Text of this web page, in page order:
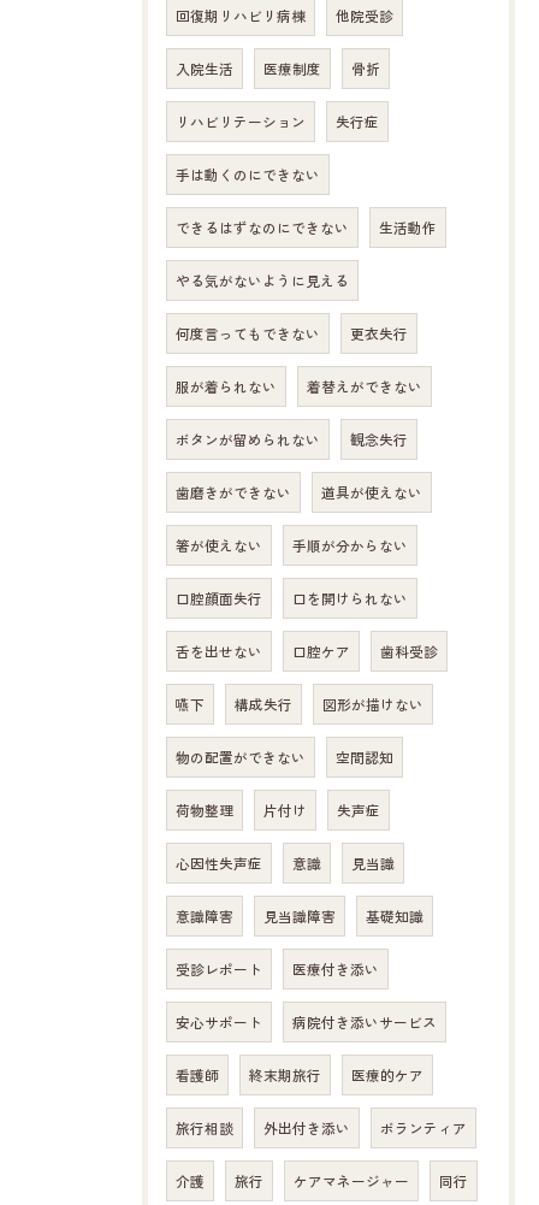
回復期リハビリ病棟 他院受診
入院生活 医療制度 骨折
リハビリテーション 失行症
手は動くのにできない
できるはずなのにできない 生活動作
やる気がないように見える
何度言ってもできない 更衣失行
服が着られない 着替えができない
ボタンが留められない 観念失行
歯磨きができない 道具が使えない
箸が使えない 手順が分からない
口腔顔面失行 口を開けられない
舌を出せない 口腔ケア 歯科受診
嚥下 構成失行 図形が描けない
物の配置ができない 空間認知
荷物整理 片付け 失声症
心因性失声症 意識 見当識
意識障害 見当識障害 基礎知識
受診レポート 医療付き添い
安心サポート 病院付き添いサービス
看護師 終末期旅行 医療的ケア
旅行相談 外出付き添い ボランティア
介護 旅行 ケアマネージャー 同行